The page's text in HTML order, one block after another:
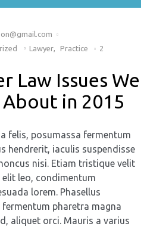
Lawyer, Practice
2
Law Issues We
in 2015
felis, posumassa fermentum
hendrerit, iaculis suspendisse
nisi. Etiam tristique velit
leo, condimentum
lorem. Phasellus
pharetra magna
aliquet orci. Mauris a varius